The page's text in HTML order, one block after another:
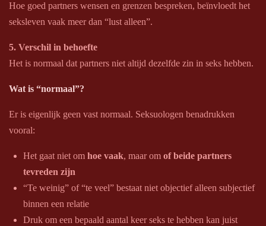
Hoe goed partners wensen en grenzen bespreken, beïnvloedt het
seksleven vaak meer dan “lust alleen”.
5. Verschil in behoefte
Het is normaal dat partners niet altijd dezelfde zin in seks hebben.
Wat is “normaal”?
Er is eigenlijk geen vast normaal. Seksuologen benadrukken
vooral:
Het gaat niet om hoe vaak, maar om of beide partners
tevreden zijn
“Te weinig” of “te veel” bestaat niet objectief alleen subjectief
binnen een relatie
Druk om een bepaald aantal keer seks te hebben kan juist